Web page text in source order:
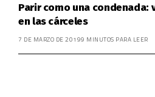
Parir como una
en las cárceles
7 DE MARZO DE 20199 MINUTOS PARA LEER